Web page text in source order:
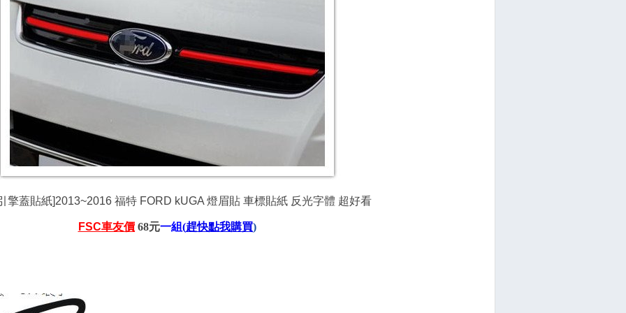
擎蓋貼紙]2013~2016 福特 FORD kUGA 燈眉貼 車標貼紙 反光字體 超好看
FSC車友價68元一組(趕快點我購買)